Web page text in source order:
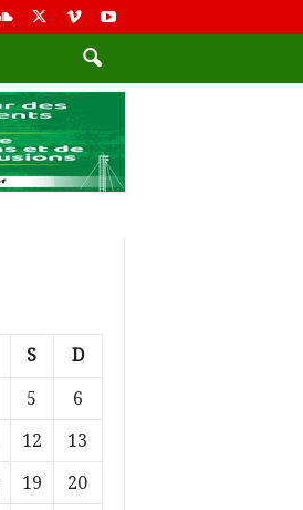
S D
5
6
12
13
19
20